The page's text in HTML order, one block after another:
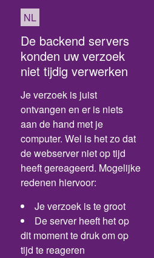
NL
De backend servers
konden uw verzoek
niet tijdig verwerken
Je verzoek is juist
ontvangen en er is niets
aan de hand met je
computer. Wel is het zo dat
de webserver niet op tijd
heeft gereageerd. Mogelijke
redenen hiervoor:
Je verzoek is te groot
De server heeft het op
dit moment te druk om op
tijd te reageren